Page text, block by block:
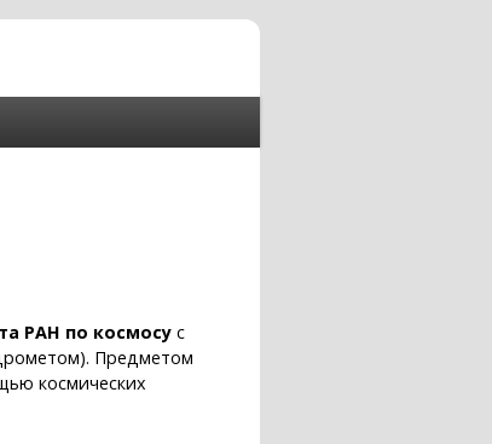
РАН по космосу с
Предметом
космических